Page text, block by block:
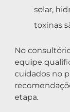
solar,
toxinas
No
equipe
cuidados no
etapa.